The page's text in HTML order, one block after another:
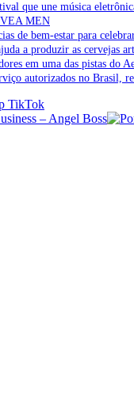
que une música
MEN
de bem-estar para
a produzir as cervejas
em uma das pistas do
autorizados no Brasil,
TikTok